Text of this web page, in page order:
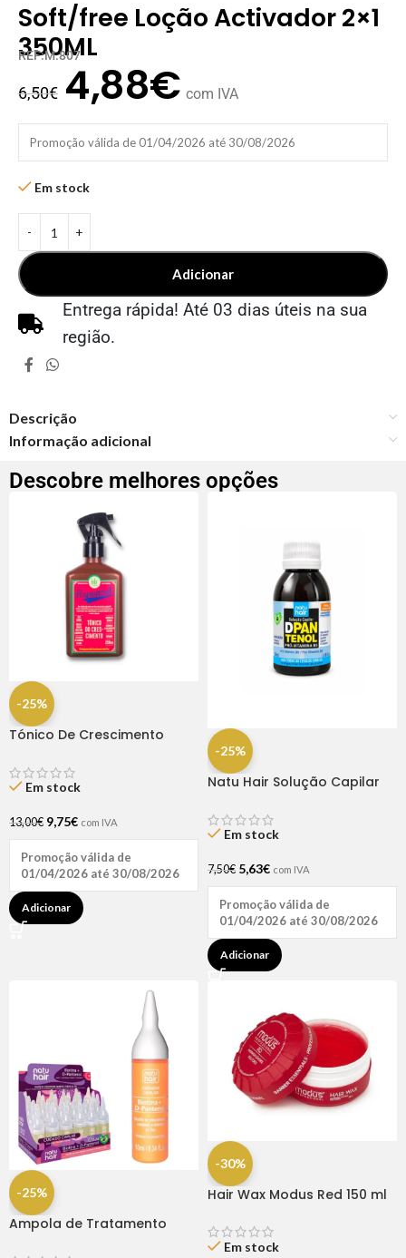
Soft/free Loção Activador 2×1
350ML
REF:M.807
6,50€ 4,88€ com IVA
Promoção válida de 01/04/2026 até 30/08/2026
Em stock
Adicionar
Entrega rápida! Até 03 dias úteis na sua
região.
Descrição
Informação adicional
Descobre melhores opções
-25%
Tónico De Crescimento
Em stock
13,00€ 9,75€ com IVA
Promoção válida de
01/04/2026 até 30/08/2026
Adicionar
-25%
Natu Hair Solução Capilar
Em stock
7,50€ 5,63€ com IVA
Promoção válida de
01/04/2026 até 30/08/2026
Adicionar
-25%
Ampola de Tratamento
-30%
Hair Wax Modus Red 150 ml
Em stock